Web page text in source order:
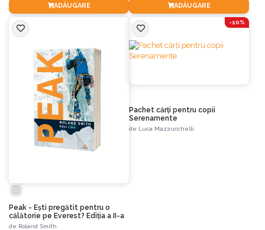
ADĂUGARE ADĂUGARE
Peak - Ești pregătit pentru o
călătorie pe Everest? Ediția a II-a
de Roland Smith
-10%
Pachet cărți pentru copii
Serenamente
de Luca Mazzucchelli